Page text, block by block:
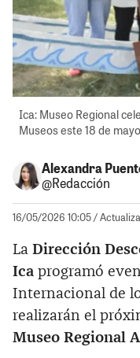
Ica: Museo Regional
Museos este 18 de
Alexandra
@Redacción
16/05/2026 10:05/
La Dirección
Ica programó
Internacional de
realizarán el
Museo Regional